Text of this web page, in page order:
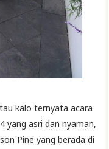
kalo ternyata acara
yang asri dan nyaman,
Pine yang berada di